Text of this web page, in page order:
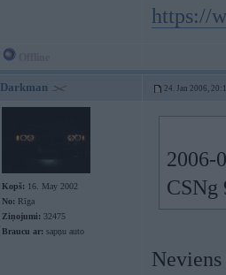
https://
Darkman 24. Jan 2006,
Kopš: 16. May 2002
No: Rīga
Ziņojumi: 32475
Braucu ar: sapņu auto
2006-
CSNg